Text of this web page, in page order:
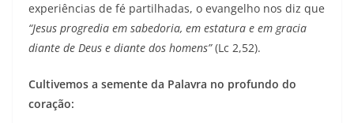
experiências de fé partilhadas, o evangelho nos diz que
“Jesus progredia em sabedoria, em estatura e em gracia
diante de Deus e diante dos homens”(Lc 2,52).
Cultivemos a semente da Palavra no profundo do
coração: